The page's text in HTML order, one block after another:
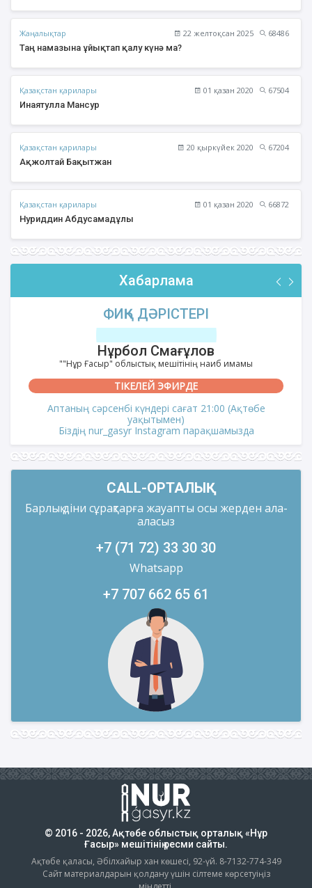
Жаңалықтар 22 желтоқсан 2025
68486
Таң намазына ұйықтап қалу күнә ма?
Қазақстан қарилары 01 қазан 2020
67504
Инаятулла Мансур
Қазақстан қарилары 20 қыркүйек 2020
67204
Ақжолтай Бақытжан
Қазақстан қарилары 01 қазан 2020
66872
Нуриддин Абдусамадұлы
Хабарлама
ФИҚҺ ДӘРІСТЕРІ
Нұрбол Смағұлов
""Нұр Ғасыр" облыстық мешітінің наиб имамы
ТІКЕЛЕЙ ЭФИРДЕ
Аптаның сәрсенбі күндері сағат 21:00 (Ақтөбе
уақытымен)
Біздің nur_gasyr Instagram парақшамызда
CALL-ОРТАЛЫҚ
Барлық діни сұрақтарға жауапты осы жерден ала-
аласыз
+7 (71 72) 33 30 30
Whatsapp
+7 707 662 65 61
© 2016 - 2026, Ақтөбе облыстық орталық «Нұр
Ғасыр» мешітінің ресми сайты.
Ақтөбе қаласы, Әбілхайыр хан көшесі, 92-үй. 8-7132-774-349
Сайт материалдарын қолдану үшін сілтеме көрсетуіңіз